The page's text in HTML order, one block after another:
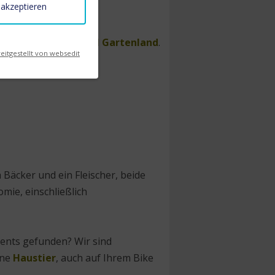
und Fauna, viel Gartenland.
Ihnen gern unsere
und ein Fleischer, beide
einschließlich
gefunden? Wir sind
Haustier, auch auf Ihrem Bike
von websedit